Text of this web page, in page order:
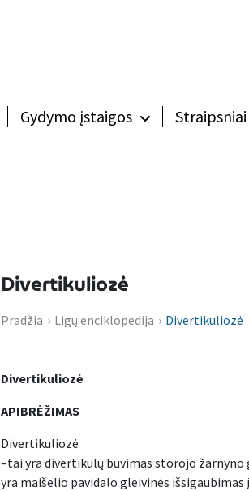
Gydymo įstaigos Straipsniai
Divertikuliozė
Pradžia › Ligų enciklopedija › Divertikuliozė
Divertikuliozė
APIBRĖŽIMAS
Divertikuliozė
–tai yra divertikulų buvimas storojo žarnyno
yra maišelio pavidalo gleivinės